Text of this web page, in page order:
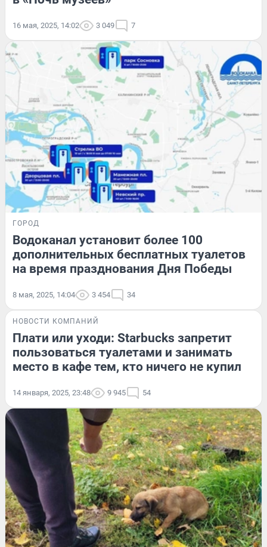
16 мая, 2025, 14:02 3 049 7
ГОРОД
Водоканал установит более 100
дополнительных бесплатных туалетов
на время празднования Дня Победы
8 мая, 2025, 14:04 3 454 34
НОВОСТИ КОМПАНИЙ
Плати или уходи: Starbucks запретит
пользоваться туалетами и занимать
место в кафе тем, кто ничего не купил
14 января, 2025, 23:48 9 945 54